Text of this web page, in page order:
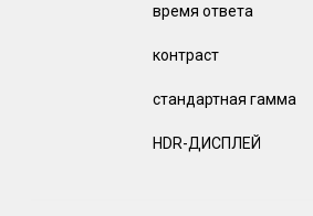
время ответа
контраст
стандартная гамма
HDR-ДИСПЛЕЙ